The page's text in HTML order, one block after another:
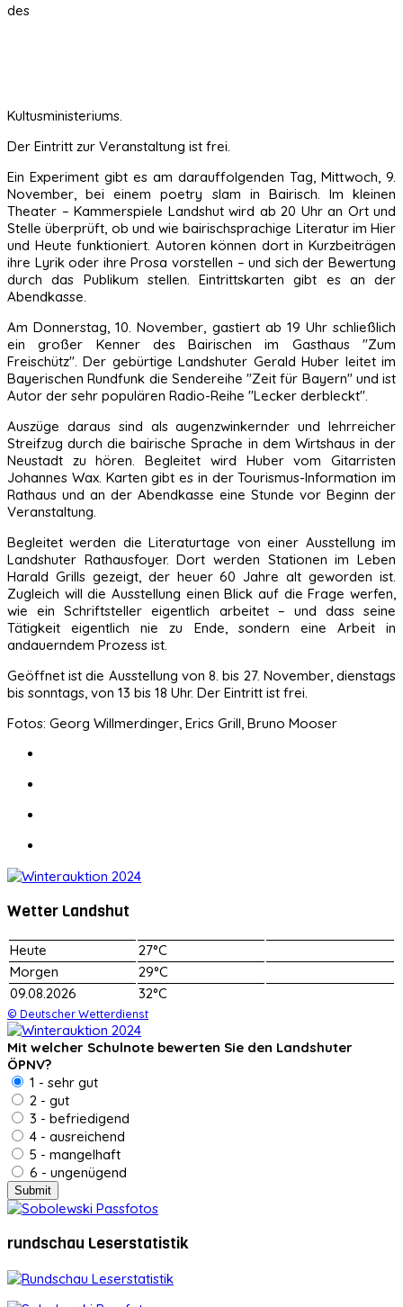
des
Kultusministeriums.
Der Eintritt zur Veranstaltung ist frei.
Ein Experiment gibt es am darauffolgenden Tag, Mittwoch, 9.
November, bei einem poetry slam in Bairisch. Im kleinen
Theater – Kammerspiele Landshut wird ab 20 Uhr an Ort und
Stelle überprüft, ob und wie bairischsprachige Literatur im Hier
und Heute funktioniert. Autoren können dort in Kurzbeiträgen
ihre Lyrik oder ihre Prosa vorstellen – und sich der Bewertung
durch das Publikum stellen. Eintrittskarten gibt es an der
Abendkasse.
Am Donnerstag, 10. November, gastiert ab 19 Uhr schließlich
ein großer Kenner des Bairischen im Gasthaus "Zum
Freischütz". Der gebürtige Landshuter Gerald Huber leitet im
Bayerischen Rundfunk die Sendereihe "Zeit für Bayern" und ist
Autor der sehr populären Radio-Reihe "Lecker derbleckt".
Auszüge daraus sind als augenzwinkernder und lehrreicher
Streifzug durch die bairische Sprache in dem Wirtshaus in der
Neustadt zu hören. Begleitet wird Huber vom Gitarristen
Johannes Wax. Karten gibt es in der Tourismus-Information im
Rathaus und an der Abendkasse eine Stunde vor Beginn der
Veranstaltung.
Begleitet werden die Literaturtage von einer Ausstellung im
Landshuter Rathausfoyer. Dort werden Stationen im Leben
Harald Grills gezeigt, der heuer 60 Jahre alt geworden ist.
Zugleich will die Ausstellung einen Blick auf die Frage werfen,
wie ein Schriftsteller eigentlich arbeitet – und dass seine
Tätigkeit eigentlich nie zu Ende, sondern eine Arbeit in
andauerndem Prozess ist.
Geöffnet ist die Ausstellung von 8. bis 27. November, dienstags
bis sonntags, von 13 bis 18 Uhr. Der Eintritt ist frei.
Fotos: Georg Willmerdinger, Erics Grill, Bruno Mooser
Wetter Landshut
Heute
27°C
Morgen
29°C
09.08.2026
32°C
© Deutscher Wetterdienst
Mit welcher Schulnote bewerten Sie den Landshuter
ÖPNV?
1 - sehr gut
2 - gut
3 - befriedigend
4 - ausreichend
5 - mangelhaft
6 - ungenügend
rundschau Leserstatistik